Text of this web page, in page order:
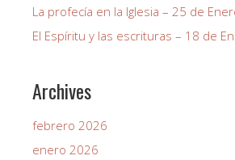
La profecía en la Iglesia – 25 de
El Espíritu y las escrituras – 18 de
Archives
febrero 2026
enero 2026